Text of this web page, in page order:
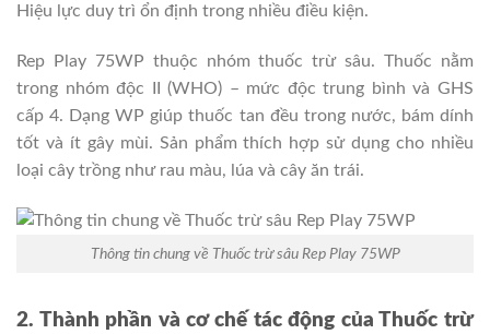
Hiệu lực duy trì ổn định trong nhiều điều kiện.
Rep Play 75WP thuộc nhóm thuốc trừ sâu. Thuốc nằm
trong nhóm độc II (WHO) – mức độc trung bình và GHS
cấp 4. Dạng WP giúp thuốc tan đều trong nước, bám dính
tốt và ít gây mùi. Sản phẩm thích hợp sử dụng cho nhiều
loại cây trồng như rau màu, lúa và cây ăn trái.
Thông tin chung về Thuốc trừ sâu Rep Play 75WP
2. Thành phần và cơ chế tác động của Thuốc trừ